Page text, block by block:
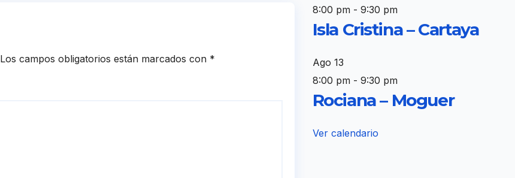
Los campos obligatorios están marcados con *
8:00 pm- 9:30 pm
Isla Cristina – Cartaya
Ago 13
8:00 pm- 9:30 pm
Rociana – Moguer
Ver calendario